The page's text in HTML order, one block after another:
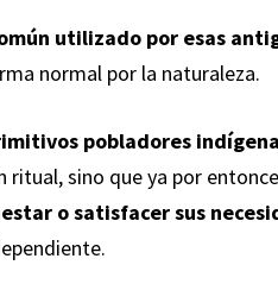
utilizado por esas
normal por la naturaleza.
pobladores
ritual, sino que ya por
o satisfacer sus